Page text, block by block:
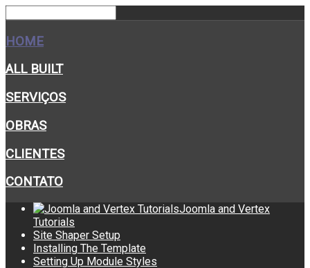
HOME
ALL BUILT
SERVIÇOS
OBRAS
CLIENTES
CONTATO
Joomla and Vertex
Tutorials
Site Shaper Setup
Installing The Template
Setting Up Module Styles